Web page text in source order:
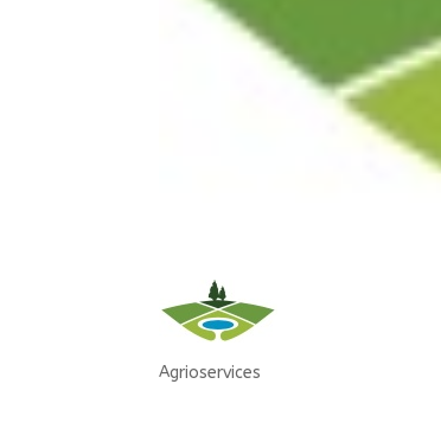
Agrioservices